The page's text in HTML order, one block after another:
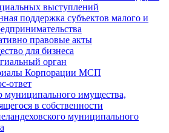
выступлений
поддержка субъектов малого и
правовые акты
для бизнеса
орган
Корпорации МСП
ответ
муниципального имущества,
в собственности
муниципального